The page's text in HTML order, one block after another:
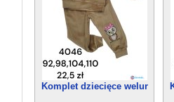
Komplet dziecięce welur